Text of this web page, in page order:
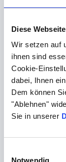
Diese
Wir setzen auf
ihnen sind
Cookie-
dabei, Ihnen
Dem können
"Ablehnen"
Sie in unserer
Notwendig
an.
pathogene
es sich primär
Gen-
Panel-